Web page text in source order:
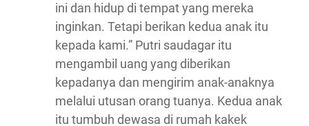
ini dan hidup di tempat yang mereka
inginkan. Tetapi berikan kedua anak itu
kepada kami.” Putri saudagar itu
mengambil uang yang diberikan
kepadanya dan mengirim anak-anaknya
melalui utusan orang tuanya. Kedua anak
itu tumbuh dewasa di rumah kakek